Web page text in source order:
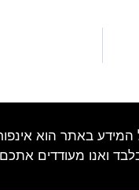
באתר הוא
ואנו מעודדים